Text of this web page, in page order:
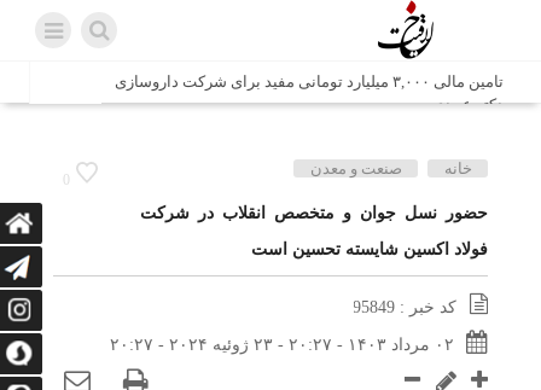
تامین مالی ۳,۰۰۰ میلیارد تومانی مفید برای شرکت داروسازی
دکتر عبیدی
شش وزیر کابینه پاکستان با حضور در سفارت ایران در اسلام
اتابک: ظرفیت های جدید همکاری‌های تجاری ایران و پاکستان با
محوریت بخش خصوصی فعال می‌شود
در مسیر جا‌مانده‌ها، دل‌ها به کربلا رسیده است
وزیر صمت خواستار پیگیری کانتینرهای ایرانی در بندر کراچی
شد / تجارت ۱۰ میلیارد دلاری ایران و پاکستان
0
خانه صنعت و معدن
حضور نسل جوان و متخصص انقلاب در شرکت
فولاد اکسین شایسته تحسین است
کد خبر : 95849
۰۲ مرداد ۱۴۰۳ - ۲۰:۲۷ - ۲۳ ژوئیه ۲۰۲۴ - ۲۰:۲۷